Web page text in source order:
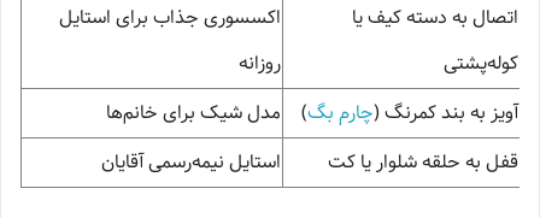
اتصال به دسته کیف یا
کوله‌پشتی
اکسسوری جذاب برای استایل
روزانه
آویز به بند کمرنگ (چارم بگ)
مدل شیک برای خانم‌ها
قفل به حلقه شلوار یا کت
استایل نیمه‌رسمی آقایان